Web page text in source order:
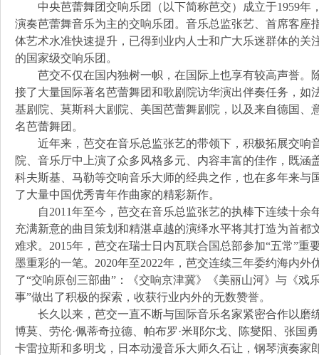
中央芭蕾舞团交响乐团（以下简称芭交）成立于1959年
演奏芭蕾舞音乐为主的交响乐团。音乐总监张艺、首席客座
体艺术水准快速提升，已得到业内人士和广大乐迷群体的关
的国家级交响乐团。
芭交不仅在国内独树一帜，在国际上也享有较高声誉。
接了大量国际著名芭蕾舞团和歌剧院访华演出伴奏任务，如
基剧院、莫斯科大剧院、美国芭蕾舞剧院，以及来自德国、
名芭蕾舞团。
近年来，芭交在音乐总监张艺的带领下，积极拓展交响
院、音乐厅中上演了众多风格多元、内容丰富的佳作，既涵
科夫斯基、马勒等交响音乐大师的经典之作，也在多年来与
了大量中国优秀青年作曲家的精彩新作。
自2011年至今，芭交在音乐总监张艺的执棒下连续十余
充满新意的曲目策划和精湛卓越的演绎水平将其打造为首都
难求。2015年，芭交在瑞士日内瓦联合国总部参加“五常”
墨重彩的一笔。2020年至2022年，芭交连续三年委约海内
了“交响原创三部曲”：《交响京津冀》《美丽山河》与《戏
事”做出了积极的探索，收获行业内外的无数赞誉。
长久以来，芭交一直不断与国际音乐名家紧密合作以磨
博莫、劳伦·佩蒂奇拉德、帕布罗·米耶尔戈、陈燮阳、张国
卡雷拉斯和多明戈，日本动漫音乐大师久石让，钢琴演奏家